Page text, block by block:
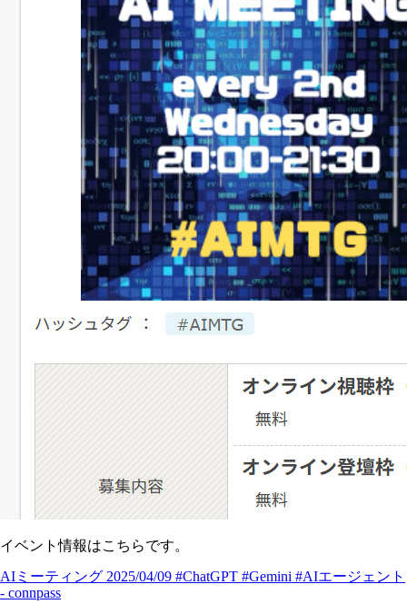
イベント情報はこちらです。
AIミーティング 2025/04/09 #ChatGPT #Gemini #AIエージェント
- connpass